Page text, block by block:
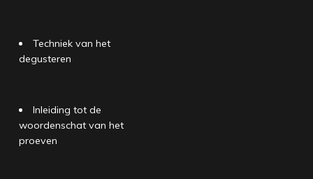
Techniek van het
degusteren
Inleiding tot de
woordenschat van het
proeven